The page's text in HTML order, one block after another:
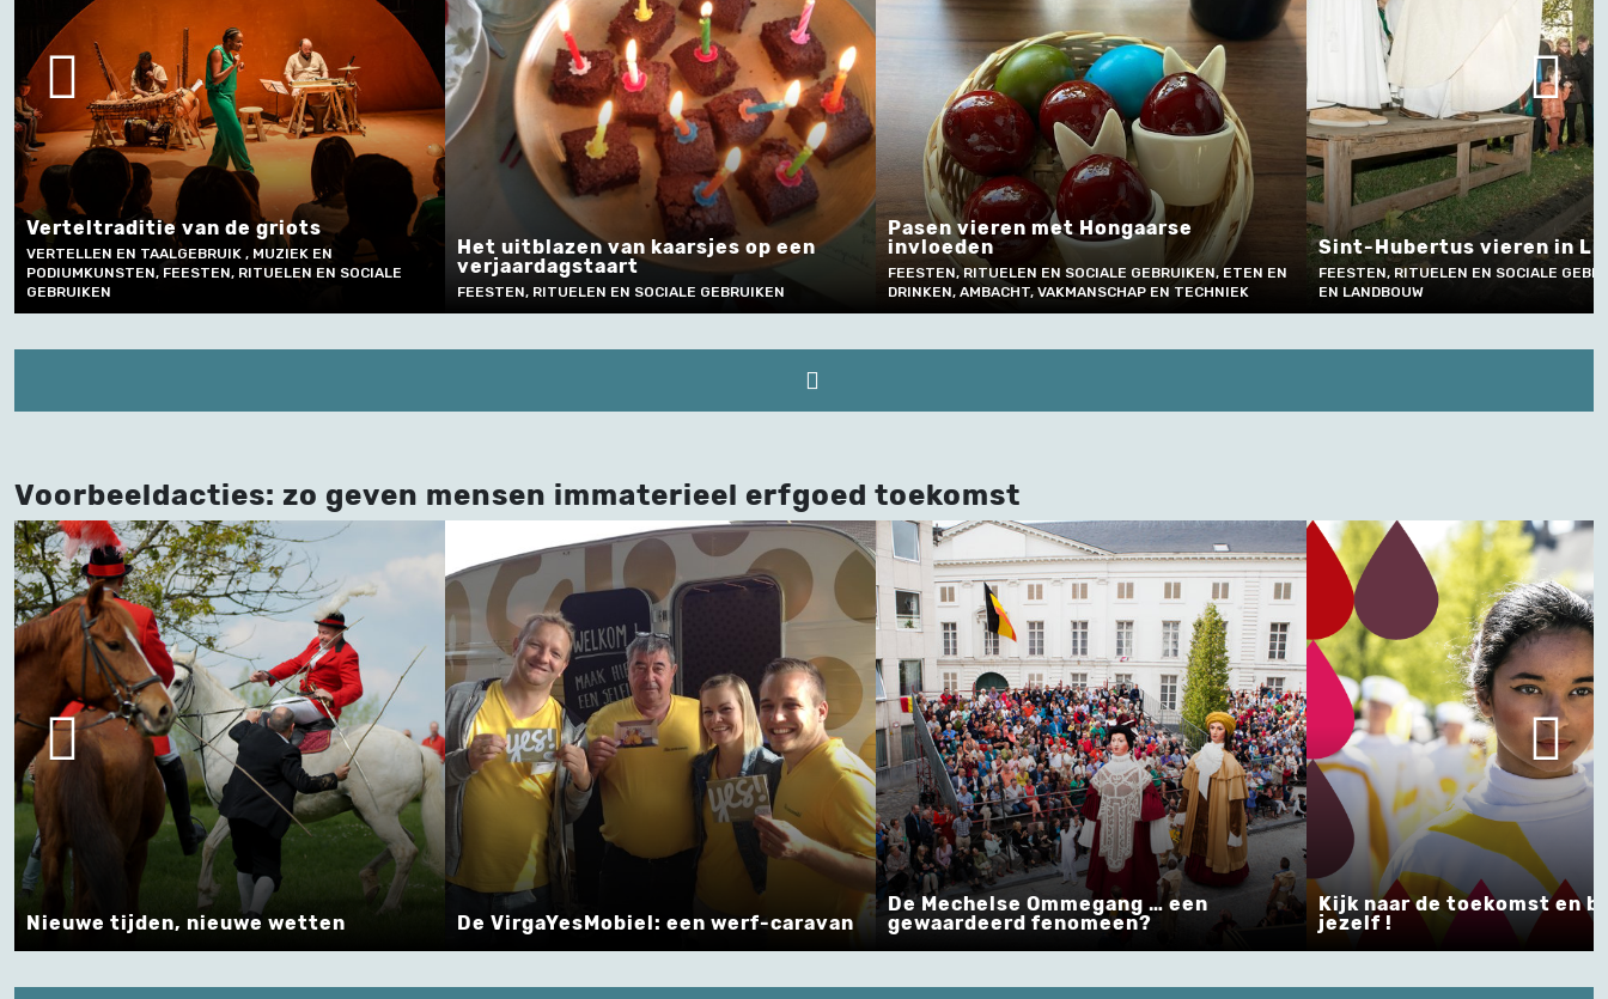
Verteltraditie van de griots
VERTELLEN EN TAALGEBRUIK , MUZIEK EN
PODIUMKUNSTEN, FEESTEN, RITUELEN EN SOCIALE
GEBRUIKEN
Het uitblazen van kaarsjes op een
verjaardagstaart
FEESTEN, RITUELEN EN SOCIALE GEBRUIKEN
Pasen vieren met Hongaarse
invloeden
FEESTEN, RITUELEN EN SOCIALE GEBRUIKEN, ETEN EN
DRINKEN, AMBACHT, VAKMANSCHAP EN TECHNIEK
Sint-Hubertus vieren in
FEESTEN, RITUELEN EN SOCIALE
EN LANDBOUW
Voorbeeldacties: zo geven mensen immaterieel erfgoed toekomst
Nieuwe tijden, nieuwe wetten De VirgaYesMobiel: een werf-caravan
De Mechelse Ommegang … een
gewaardeerd fenomeen?
Kijk naar de toekomst en
jezelf !